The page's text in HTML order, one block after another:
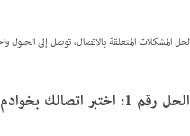
لحل المشكلات المتعلقة بالاتصال، توصل إلى الحلول
الحل رقم 1: اختبر اتصالك بخوادم تفعيل Adobe.